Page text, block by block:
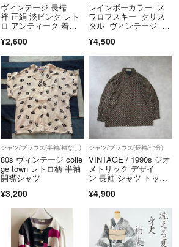
ヴィンテージ 長襦
袢 正絹 淡ピンク レト
ロ アンティーク 着
¥2,600
レインボーカラー ス
ワロフスキー クリス
タル ヴィンテージ ネ
¥4,500
シャツ/ブラウス(半袖/袖なし)
80s ヴィンテージ colle
ge town レトロ柄 半袖
開襟シャツ
¥3,200
シャツ/ブラウス(長袖/七分)
VINTAGE / 1990s ジオ
メトリック デザイ
ン 長袖 シャツ トップ
¥4,900